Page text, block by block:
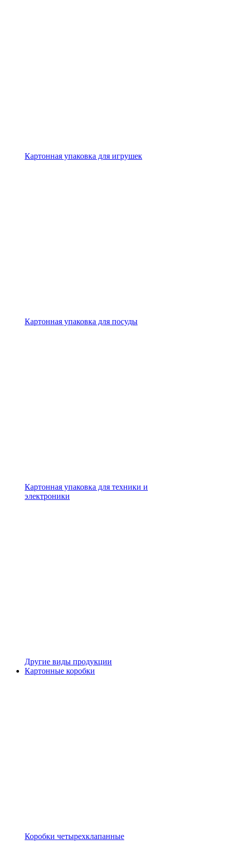
Картонная упаковка для игрушек
Картонная упаковка для посуды
Картонная упаковка для техники и
электроники
Другие виды продукции
Картонные коробки
Коробки четырехклапанные